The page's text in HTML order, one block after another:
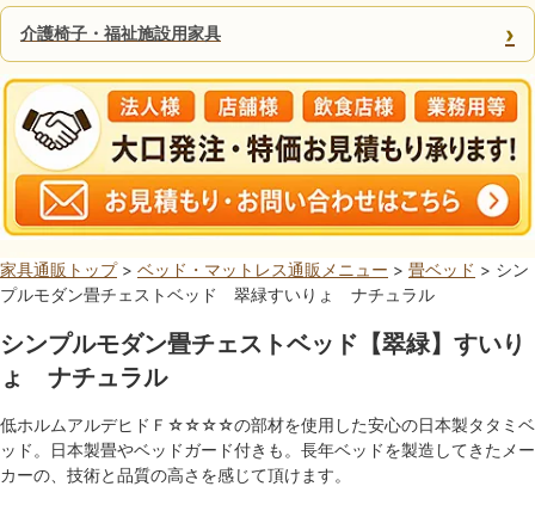
介護椅子・福祉施設用家具 ›
家具通販トップ> ベッド・マットレス通販メニュー > 畳ベッド > シン
プルモダン畳チェストベッド 翠緑すいりょ ナチュラル
シンプルモダン畳チェストベッド【翠緑】すいり
ょ ナチュラル
低ホルムアルデヒドＦ☆☆☆☆の部材を使用した安心の日本製タタミベ
ッド。日本製畳やベッドガード付きも。長年ベッドを製造してきたメー
カーの、技術と品質の高さを感じて頂けます。